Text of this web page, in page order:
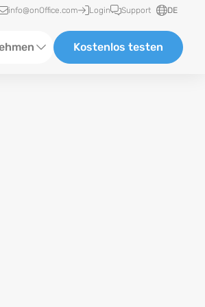
info@onOffice.com Login Support DE
Kostenlos testen